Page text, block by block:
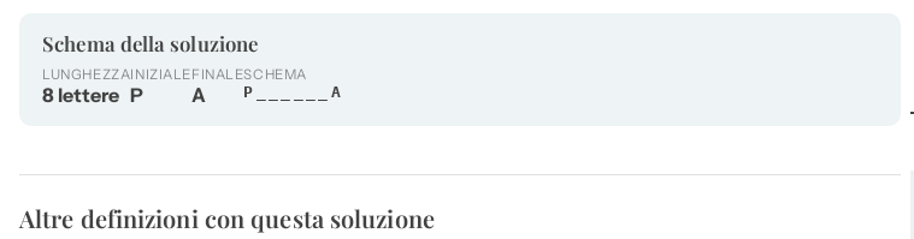
Schema della soluzione
LUNGHEZZA
8 lettere
INIZIALE
P
FINALE
A
SCHEMA
P______A
Altre definizioni con questa soluzione